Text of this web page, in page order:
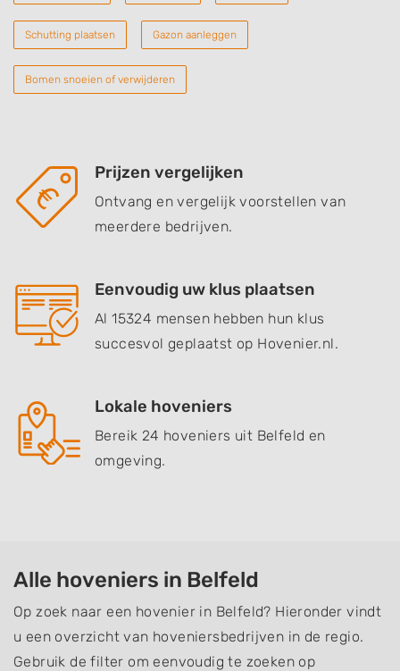
Schutting plaatsen Gazon aanleggen
Bomen snoeien of verwijderen
Prijzen vergelijken
Ontvang en vergelijk voorstellen van
meerdere bedrijven.
Eenvoudig uw klus plaatsen
Al 15324 mensen hebben hun klus
succesvol geplaatst op Hovenier.nl.
Lokale hoveniers
Bereik 24 hoveniers uit Belfeld en
omgeving.
Alle hoveniers in Belfeld
Op zoek naar een hovenier in Belfeld? Hieronder vindt
u een overzicht van hoveniersbedrijven in de regio.
Gebruik de filter om eenvoudig te zoeken op